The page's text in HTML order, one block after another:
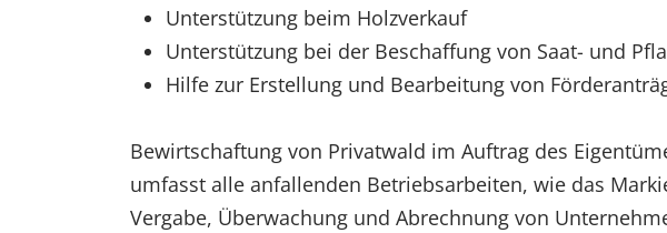
Unterstützung beim Holzverkauf
Unterstützung bei der Beschaffung von Saat- und
Hilfe zur Erstellung und Bearbeitung von
Bewirtschaftung von Privatwald im Auftrag des
umfasst alle anfallenden Betriebsarbeiten, wie das
Vergabe, Überwachung und Abrechnung von